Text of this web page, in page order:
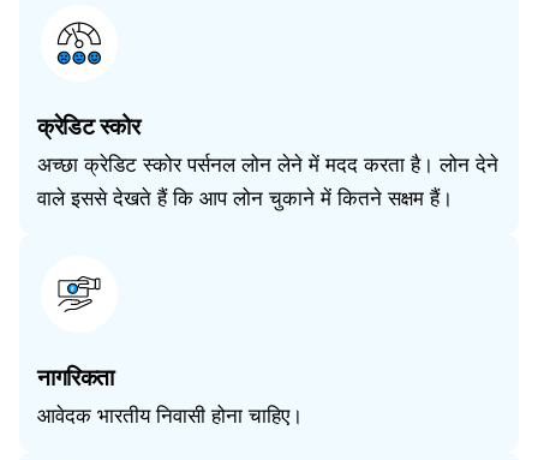
क्रेडिट स्कोर
अच्छा क्रेडिट स्कोर पर्सनल लोन लेने में मदद करता है। लोन देने
वाले इससे देखते हैं कि आप लोन चुकाने में कितने सक्षम हैं।
नागरिकता
आवेदक भारतीय निवासी होना चाहिए।